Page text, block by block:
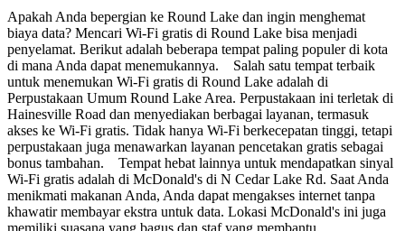
Apakah Anda bepergian ke Round Lake dan ingin menghemat
biaya data? Mencari Wi-Fi gratis di Round Lake bisa menjadi
penyelamat. Berikut adalah beberapa tempat paling populer di kota
di mana Anda dapat menemukannya. Salah satu tempat terbaik
untuk menemukan Wi-Fi gratis di Round Lake adalah di
Perpustakaan Umum Round Lake Area. Perpustakaan ini terletak di
Hainesville Road dan menyediakan berbagai layanan, termasuk
akses ke Wi-Fi gratis. Tidak hanya Wi-Fi berkecepatan tinggi, tetapi
perpustakaan juga menawarkan layanan pencetakan gratis sebagai
bonus tambahan. Tempat hebat lainnya untuk mendapatkan sinyal
Wi-Fi gratis adalah di McDonald's di N Cedar Lake Rd. Saat Anda
menikmati makanan Anda, Anda dapat mengakses internet tanpa
khawatir membayar ekstra untuk data. Lokasi McDonald's ini juga
memiliki suasana yang bagus dan staf yang membantu,